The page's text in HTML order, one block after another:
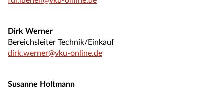
Dirk Werner
Bereichsleiter Technik/Einkauf
dirk.werner@vku-online.de
Susanne Holtmann